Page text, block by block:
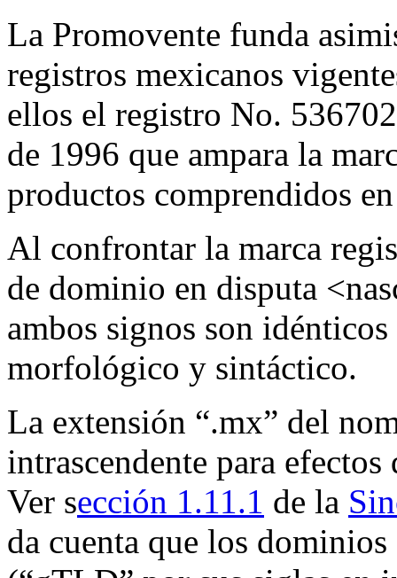
La Promovente funda
registros mexicanos
ellos el registro No.
de 1996 que ampara la
productos comprendidos
Al confrontar la marca
de dominio en disputa
ambos signos son
morfológico y sintáctico.
La extensión “.mx” del
intrascendente para
Ver sección 1.11.1 de la
da cuenta que los